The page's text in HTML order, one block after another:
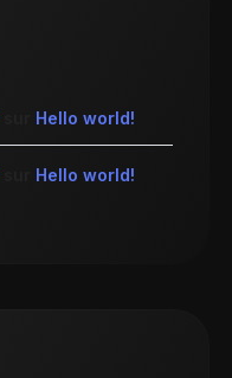
Hello world!
Hello world!